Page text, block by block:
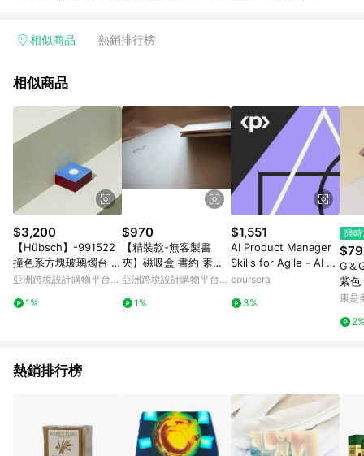
黃金鑽飾/精品相關/3C數位(含周邊)/家電視聽/運動戶外/母嬰用
饋%」，將於訂單成立後由「LINE購物通知」之官方帳號訊息通
依LINE購物網站訂單成立通知為準。​​ (5)LINE購物設有「單一商
品最高回饋點數」機制 (部分時段開放「回饋無上限」)，以同一
訂單中同一商品不論件數計算，請依訂單成立當下LINE購物的回
饋機制為準。
相似商品 熱銷排行榜
相似商品
$3,200
【Hübsch】-991522
撞色系方塊玻璃燭台 擺
飾 紙鎮
亞洲跨境設計購物平台
1%
$970
【精裝款-無客製書
夾】磁吸盒 書約 素面
書夾 男女/同婚
亞洲跨境設計購物平台
1%
$1,551
AI Product Manager
Skills for Agile - AI Pr
oduct Management
coursera
3%
限
$79
G＆
紫色
康是
熱銷排行榜